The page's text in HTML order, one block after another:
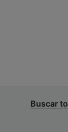
Buscar